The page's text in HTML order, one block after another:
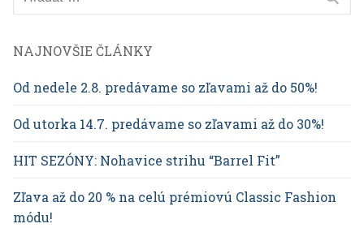
NAJNOVŠIE ČLÁNKY
Od nedele 2.8. predávame so zľavami až do 50%!
Od utorka 14.7. predávame so zľavami až do 30%!
HIT SEZÓNY: Nohavice strihu “Barrel Fit”
Zľava až do 20 % na celú prémiovú Classic Fashion
módu!